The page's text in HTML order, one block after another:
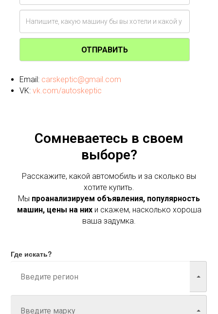
ОТПРАВИТЬ
Email: carskeptic@gmail.com
VK: vk.com/autoskeptic
Сомневаетесь в своем
выборе?
Расскажите, какой автомобиль и за сколько вы
хотите купить.
Мы проанализируем объявления, популярность
машин, цены на нихи скажем, насколько хороша
ваша задумка.
Где искать?